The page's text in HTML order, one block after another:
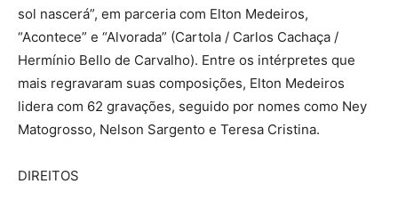
sol nascerá”, em parceria com Elton Medeiros,
“Acontece” e “Alvorada” (Cartola / Carlos Cachaça /
Hermínio Bello de Carvalho). Entre os intérpretes que
mais regravaram suas composições, Elton Medeiros
lidera com 62 gravações, seguido por nomes como Ney
Matogrosso, Nelson Sargento e Teresa Cristina.
DIREITOS